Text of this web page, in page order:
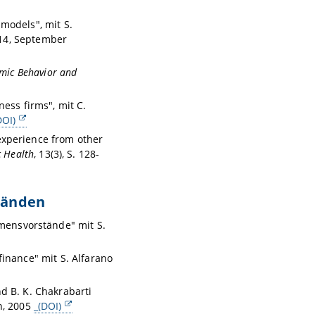
mit S.
September
Behavior and
firms", mit C.
from other
Health, 13(3), S. 128-
mit S.
mit S. Alfarano
B. K. Chakrabarti
2005 _(DOI)